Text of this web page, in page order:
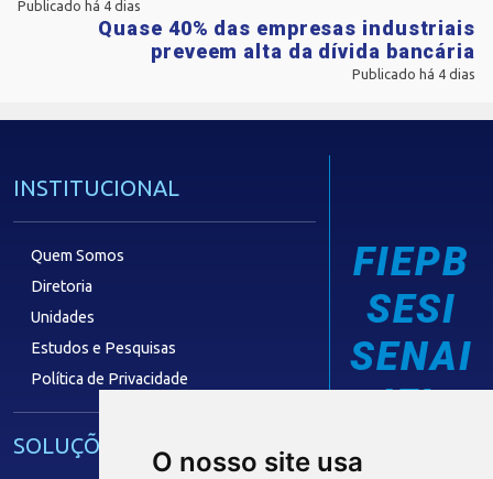
O nosso site usa
Publicado há 4 dias
Quase 40% das empresas industriais
preveem alta da dívida bancária
Publicado há 4 dias
INSTITUCIONAL
Quem Somos
Diretoria
Unidades
Estudos e Pesquisas
Política de Privacidade
SOLUÇÕES E SERVIÇOS
FIEPB
SESI
SENAI
IEL